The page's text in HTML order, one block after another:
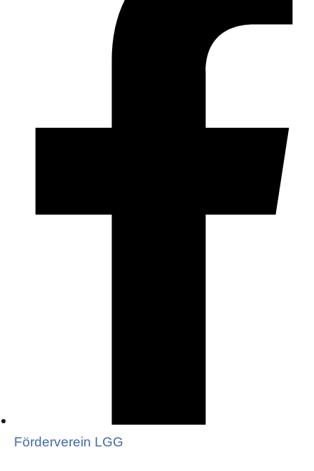
Förderverein LGG